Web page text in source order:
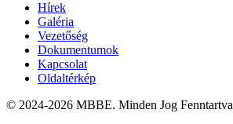
Hírek
Galéria
Vezetőség
Dokumentumok
Kapcsolat
Oldaltérkép
© 2024-2026 MBBE. Minden Jog Fenntartva